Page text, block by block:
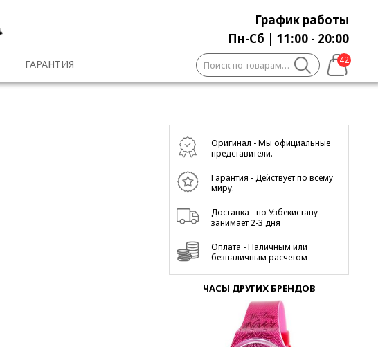
График работы
Пн-Сб | 11:00 - 20:00
ГАРАНТИЯ
42
1
Искать:
Оригинал - Мы официальные
представители.
Гарантия - Действует по всему
миру.
Доставка - по Узбекистану
занимает 2-3 дня
Оплата - Наличным или
безналичным расчетом
ЧАСЫ ДРУГИХ БРЕНДОВ